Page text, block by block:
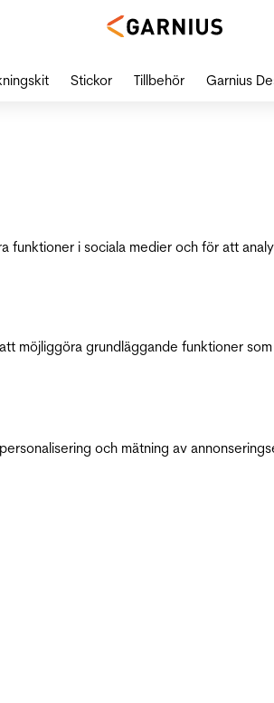
i sociala medier och för att
möjliggöra grundläggande funktioner
och mätning av
Stickor Tillbehör Garnius